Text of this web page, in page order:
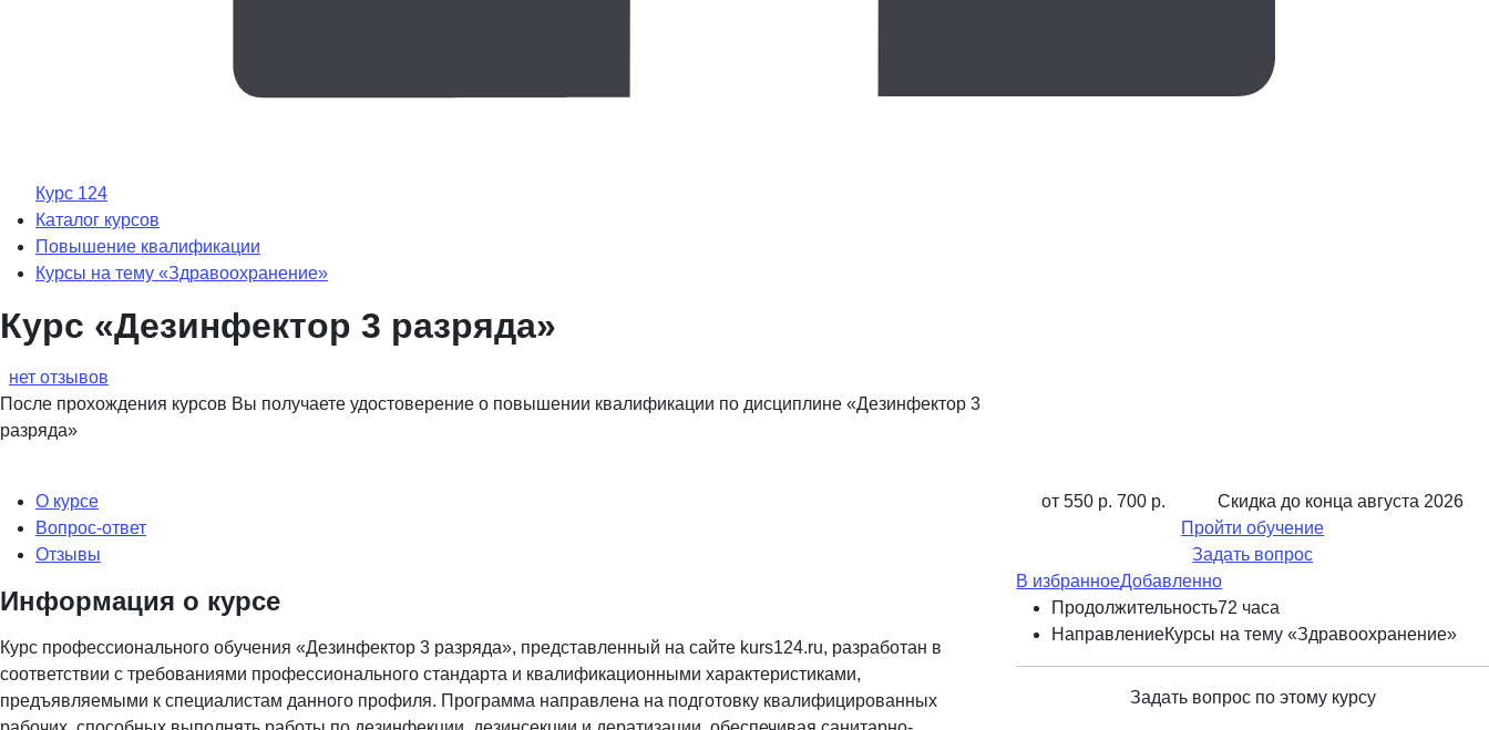
Курс 124
Каталог курсов
Повышение квалификации
Курсы на тему «Здравоохранение»
Курс «Дезинфектор 3 разряда»
нет отзывов
После прохождения курсов Вы получаете удостоверение о повышении квалификации по дисциплине «Дезинфектор 3
разряда»
О курсе
Вопрос-ответ
Отзывы
Информация о курсе
Курс профессионального обучения «Дезинфектор 3 разряда», представленный на сайте kurs124.ru, разработан в
соответствии с требованиями профессионального стандарта и квалификационными характеристиками,
предъявляемыми к специалистам данного профиля. Программа направлена на подготовку квалифицированных
от 550 р. 700 р. Скидка до конца августа 2026
Пройти обучение
Задать вопрос
В избранноеДобавленно
Продолжительность72 часа
НаправлениеКурсы на тему «Здравоохранение»
Задать вопрос по этому курсу